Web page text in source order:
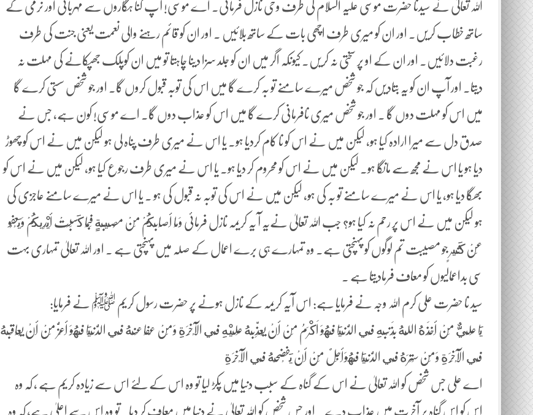
اللہ تعالیٰ نے سیدنا حضرت موسی علیہ السلام کی طرف وحی نازل فرمائی۔ اے موسی! آپ گنا ہگاروں سے مہربانی اور نرمی کے
ساتھ خطاب کریں۔ اور ان کو میری طرف اچھی بات کے ساتھ بلائیں ۔ اور ان کو قائم رہنے والی نعمت یعنی جنت کی طرف
رغبت دلائیں۔ اور ان کے او پر سختی نہ کریں۔ کیونکہ اگر میں ان کو جلد سزا دینا چاہتا تو میں ان کوپلک جھپکانے کی مہلت نہ
دیتا۔ اور آپ ان کو یہ بتادیں کہ جو شخص میرے سامنے تو بہ کرے گا میں اس کی توبہ قبول کروں گا۔ اور جو شخص سستی کرے گا
میں اس کو مہلت دوں گا ۔ اور جو شخص میری نافرمانی کرے گا میں اس کو عذاب دوں گا۔ اے موسی! کون ہے، جس نے
صدق دل سے میرا ارادہ کیا ہو، لیکن میں نے اس کو نا کام کردیا ہو۔ یا اس نے میری طرف پناہ لی ہو لیکن میں نے اس کو چھوڑ
دیا ہو یا اس نے مجھ سے مانگا ہو۔ لیکن میں نے اس کو محروم کر دیا ہو۔ یا اس نے میری طرف رجوع کیا ہو، لیکن میں نے اس کو
بھگا دیا ہو، یا اس نے میرے سامنے تو بہ کی ہو، لیکن میں نے اس کی توبہ نہ قبول کی ہو ۔ یا اس نے میرے سامنے عاجزی کی
ہو لیکن میں نے اس پر رحم نہ کیا ہو؟ جب اللہ تعالیٰ نےیہ آ یہ کریمہ نازل فرمائی وَمَا أَصَابَكُمْ مِنْ مُصِيبَةٍ فَبِمَا كَسَبَتْ أَيْدِيكُمْ وَيَعْفُو
عَنْ كَثِيرٍ جو مصیبت تم لوگوں کو پہنچتی ہے۔ وہ تمہارے ہی برے اعمال کے صلہ میں پہنچتی ہے ۔ اور اللہ تعالیٰ تمہاری بہت
سی بداعمالیوں کو معاف فرمادیتا ہے ۔
سید نا حضرت علی کرم اللہ وجہ نے فرمایا ہے: اس آیہ کریمہ کے نازل ہونے پر حضرت رسول کریم ﷺ نے فرمایا:
يَا عَلِيٌّ مَنْ أَخَذَهُ اللَّهُ بِذَنْبِهِ فِي الدُّنْيَا فَهُوَ اَكْرَمُ مِنْ أَنْ یُعَذِّبَهُ عَلَيْهِ فِي الْآخِرَةِ وَمَنْ عَفَا عَنْهُ فِي الدُّنْيَا فَهُوَ أَعَزُّ مِنْ أَنْ یُعَاقِبَهُ
فِي الْآخِرَةِ وَمَنْ سَتَرَهُ فِي الدُّنْيَا فَهُوَأَجَلٌ مِنْ أَنْ يَفْضَحُهُ فِي الْآخِرَةِ
اے علی جس شخص کو اللہ تعالیٰ نے اس کے گناہ کے سبب دنیا میں پکڑ لیا تو وہ اس کے لئے اس سے زیادہ کریم ہے ، کہ وہ
اس کو اس گناہ پر آخرت میں عذاب دے ۔ اور جس شخص کو اللہ تعالیٰ نے دنیا میں معاف کر دیا۔ تو وہ اس سے اعلیٰ ہے، کہ وہ